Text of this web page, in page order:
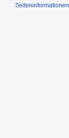
Seiten­informationen